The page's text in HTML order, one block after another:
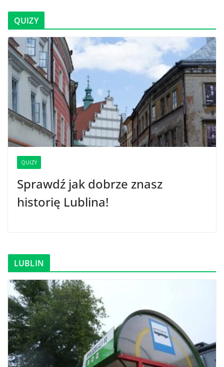
QUIZY
QUIZY
Sprawdź jak dobrze znasz
historię Lublina!
LUBLIN